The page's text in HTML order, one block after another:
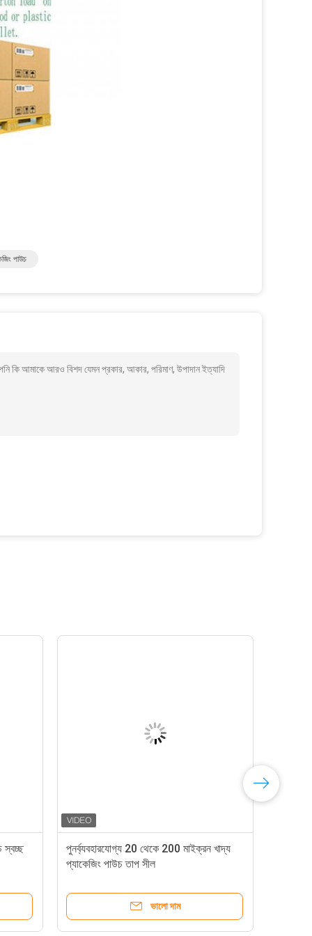
পাউচ
কি আমাকে আরও বিশদ যেমন প্রকার, আকার, পরিমাণ, উপাদান ইত্যাদি
স্বচ্ছ
পুনর্ব্যবহারযোগ্য 20 থেকে 200 মাইক্রন খাদ্য
প্যাকেজিং পাউচ তাপ সীল
ভালো দাম